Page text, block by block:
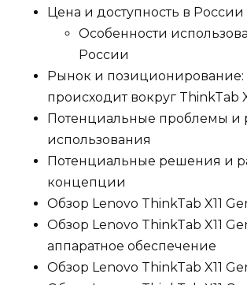
Цена и доступность в России
Особенности
России
Рынок и позиционирование:
происходит вокруг ThinkTab
Потенциальные проблемы и
использования
Потенциальные решения и
концепции
Обзор Lenovo ThinkTab X11
Обзор Lenovo ThinkTab X11
аппаратное обеспечение
Обзор Lenovo ThinkTab X11